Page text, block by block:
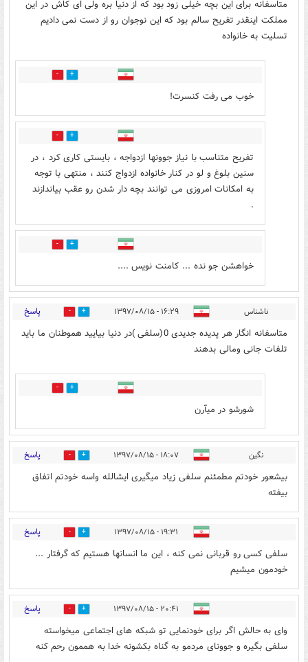
متاسفانه برای این بچه خیلی زود بود که از دنیا بره ولی ای کاش در این
مملکت اینقدر تفریح سالم بود که این نوجوان رو از دست نمی دادیم
تسلیت به خانواده
1
خوب می رفت کنسرت!
9
تفریح متناسب با نیاز جوونها ازدواجه ، بایستی کاری کرد ، در
سنین بلوغ و لو در کنار خانواده ازدواج کنند ، منتهی با توجه
به امکانات امروزی می توانند بچه دار شدن رو عقب بیاندازند
.
1
خواهشن جو نده ... کامنت نویس ....
ناشناس ۱۶:۲۹ - ۱۳۹۷/۰۸/۱۵ 4 پاسخ
متاسفانه انگار هر پدیده جدیدی 0(سلفی )در دنیا بیایید هموطنان ما باید
تلفات جانی ومالی بدهند
3
شورشو در میآرن
نگین ۱۸:۰۷ - ۱۳۹۷/۰۸/۱۵ 1 پاسخ
بیشعور خودتم مطمئنم سلفی زیاد میگیری ایشالله واسه خودتم اتفاق
بیفته
۱۹:۳۱ - ۱۳۹۷/۰۸/۱۵ 1 پاسخ
سلفی کسی رو قربانی نمی کنه ، این ما انسانها هستیم که گرفتار ...
خودمون میشیم
۲۰:۴۱ - ۱۳۹۷/۰۸/۱۵ 2 پاسخ
وای به حالش اگر برای خودنمایی تو شبکه های اجتماعی میخواسته
سلفی بگیره و جوونای مردمو به گناه بکشونه خدا به هممون رحم کنه